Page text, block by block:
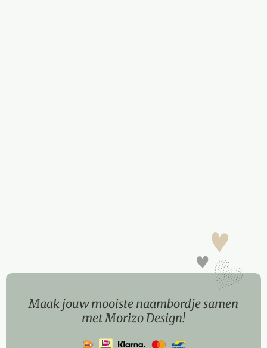
Maak jouw mooiste naambordje samen
met Morizo Design!